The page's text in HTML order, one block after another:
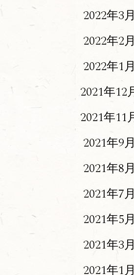
2022年3月
2022年2月
2022年1月
2021年12
2021年11
2021年9月
2021年8月
2021年7月
2021年5月
2021年3月
2021年1月